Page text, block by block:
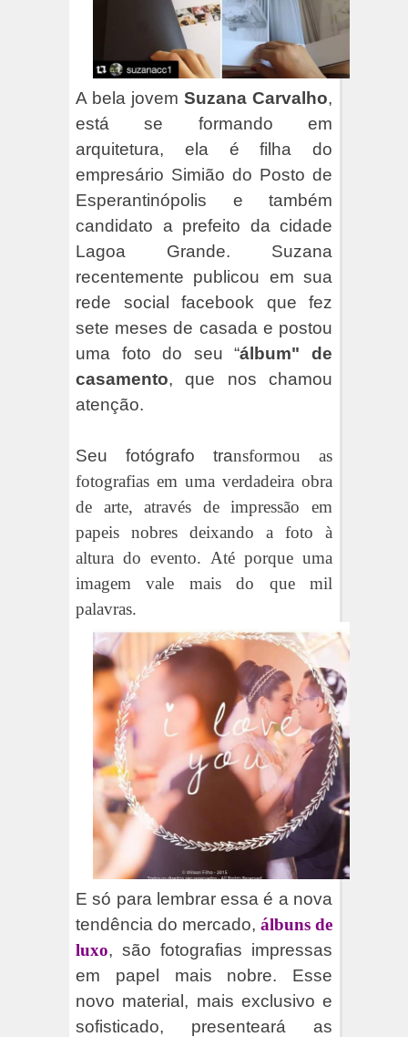
A bela jovem Suzana Carvalho,
está se formando em
arquitetura, ela é filha do
empresário Simião do Posto de
Esperantinópolis e também
candidato a prefeito da cidade
Lagoa Grande. Suzana
recentemente publicou em sua
rede social facebook que fez
sete meses de casada e postou
uma foto do seu “álbum" de
casamento, que nos chamou
atenção.
Seu fotógrafo transformou as
fotografias em uma verdadeira obra
de arte, através de impressão em
papeis nobres deixando a foto à
altura do evento. Até porque uma
imagem vale mais do que mil
palavras.
E só para lembrar essa é a nova
tendência do mercado, álbuns de
luxo, são fotografias impressas
em papel mais nobre. Esse
novo material, mais exclusivo e
sofisticado, presenteará as